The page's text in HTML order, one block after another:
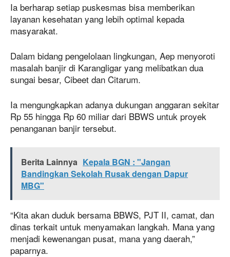
Ia berharap setiap puskesmas bisa memberikan
layanan kesehatan yang lebih optimal kepada
masyarakat.
Dalam bidang pengelolaan lingkungan, Aep menyoroti
masalah banjir di Karangligar yang melibatkan dua
sungai besar, Cibeet dan Citarum.
Ia mengungkapkan adanya dukungan anggaran sekitar
Rp 55 hingga Rp 60 miliar dari BBWS untuk proyek
penanganan banjir tersebut.
Berita Lainnya Kepala BGN : "Jangan
Bandingkan Sekolah Rusak dengan Dapur
MBG"
“Kita akan duduk bersama BBWS, PJT II, camat, dan
dinas terkait untuk menyamakan langkah. Mana yang
menjadi kewenangan pusat, mana yang daerah,”
paparnya.